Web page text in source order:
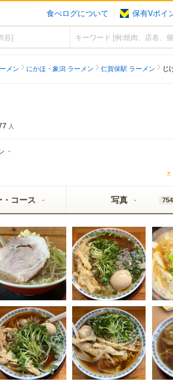
食べログについて 保有Vポイ
メン にかほ・象潟 ラーメン 仁賀保駅 ラーメン じ
人
コース 写真 754